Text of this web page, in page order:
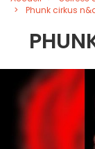
Phunk cirkus